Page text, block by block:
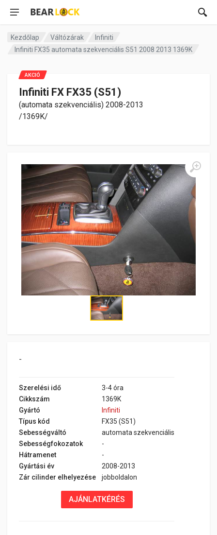
Kezdőlap Váltózárak
Infiniti
Infiniti FX35 automata szekvenciális S51 2008 2013 1369K
Infiniti FX FX35 (S51)
(automata szekvenciális) 2008-2013
/1369K/
-
AKCIÓ
Szerelési idő
3-4 óra
Cikkszám
1369K
Gyártó
Infiniti
Típus kód
FX35 (S51)
Sebességváltó
automata szekvenciális
Sebességfokozatok
-
Hátramenet
-
Gyártási év
2008-2013
Zár cilinder elhelyezése
jobboldalon
AJÁNLATKÉRÉS